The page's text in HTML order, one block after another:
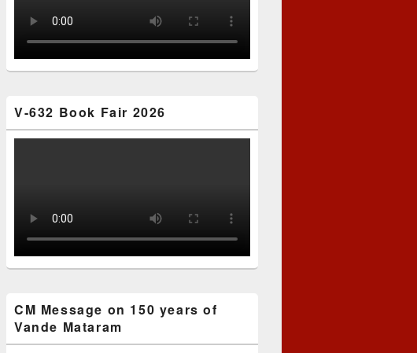
V-632 Book Fair 2026
CM Message on 150 years of
Vande Mataram